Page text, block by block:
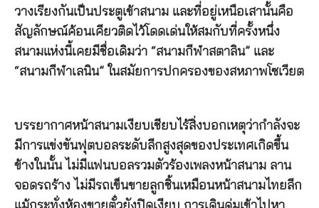
วางเรียงกันเป็นประตูเข้าสนาม และที่อยู่เหนือเสานั้นคือ
สัญลักษณ์ค้อนเคียวติดไว้โดดเด่นให้สมกับที่ครั้งหนึ่ง
สนามแห่งนี้เคยมีชื่อเดิมว่า “สนามกีฬาสตาลิน” และ
“สนามกีฬาเลนิน” ในสมัยการปกครองของสหภาพโซเวียต
บรรยากาศหน้าสนามเงียบเชียบไร้สิ่งบอกเหตุว่ากำลังจะ
มีการแข่งขันฟุตบอลระดับลีกสูงสุดของประเทศเกิดขึ้น
ข้างในนั้น ไม่มีแฟนบอลรวมตัวร้องเพลงหน้าสนาม ลาน
จอดรถร้าง ไม่มีรถเข็นขายลูกชิ้นเหมือนหน้าสนามไทยลีก